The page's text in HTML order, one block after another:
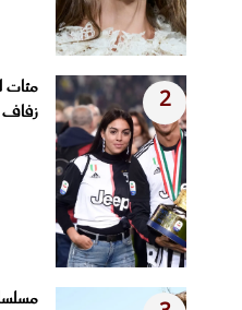
2
مئات
زفاف